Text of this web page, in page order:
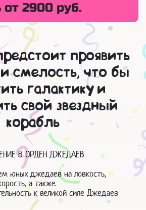
от 2900 руб.
проявить
смелость, что бы
галактику и
свой звездный
корабль
В ОРДЕН ДЖЕДАЕВ
юных джедаев на ловкость,
а также
к великой силе Джедаев